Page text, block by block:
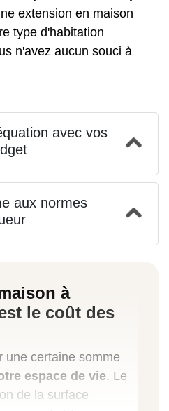
extension en maison
type d'habitation
n'avez aucun souci à
avec vos
aux normes
à
le coût des
une certaine somme
espace de vie. Le
de la surface